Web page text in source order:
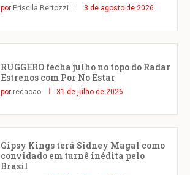
por Priscila Bertozzi 3 de agosto de 2026
RUGGERO fecha julho no topo do Radar
Estrenos com Por No Estar
por redacao 31 de julho de 2026
Gipsy Kings terá Sidney Magal como
convidado em turnê inédita pelo
Brasil